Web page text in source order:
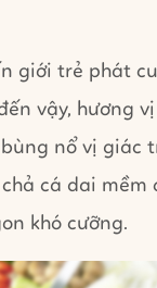
giới trẻ phát
vậy, hương
nổ vị giác
cá dai
khó cưỡng.